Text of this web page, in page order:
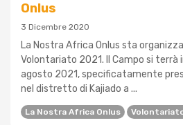
Onlus
3 Dicembre 2020
La Nostra Africa Onlus sta
Volontariato 2021. Il Campo si terrà
agosto 2021, specificatamente
nel distretto di Kajiado a ...
La Nostra Africa Onlus